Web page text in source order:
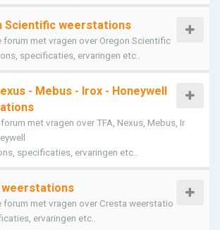
Scientific weerstations
forum met vragen over Oregon Scientific
specificaties, ervaringen etc..
- Mebus - Irox - Honeywell
met vragen over TFA, Nexus, Mebus, Ir
specificaties, ervaringen etc..
forum met vragen over Cresta weerstatio
ervaringen etc..